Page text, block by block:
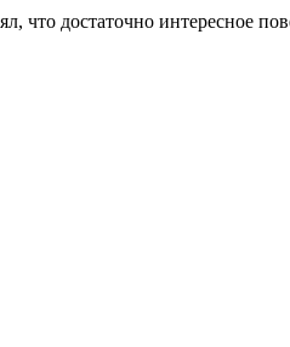
достаточно интересное